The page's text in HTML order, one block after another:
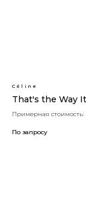
Céline
That's the Way
Примерная стоимость:
По запросу